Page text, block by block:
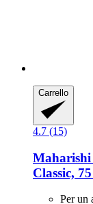
Carrello
4.7 (15)
Classic,
Per un